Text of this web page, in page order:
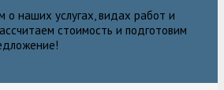
о наших услугах, видах работ и
стоимость и подготовим